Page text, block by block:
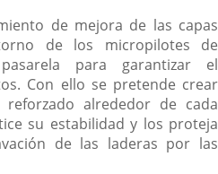
de mejora de las capas
de los micropilotes de
para garantizar el
Con ello se pretende crear
alrededor de cada
su estabilidad y los proteja
de las laderas por las